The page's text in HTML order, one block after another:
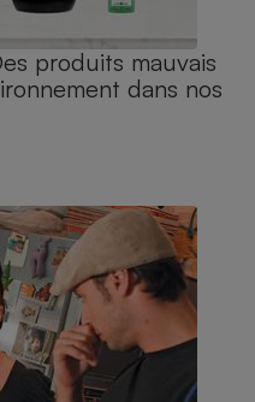
produits mauvais
dans nos